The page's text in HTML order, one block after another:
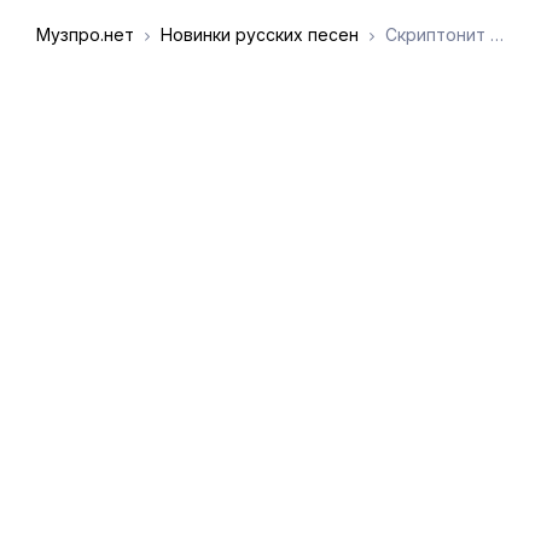
Музпро.нет Новинки русских песен Скриптонит - Осенняя пора